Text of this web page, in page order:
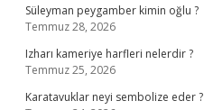
Süleyman peygamber kimin oğlu ?
Temmuz 28, 2026
Izharı kameriye harfleri nelerdir ?
Temmuz 25, 2026
Karatavuklar neyi sembolize eder ?